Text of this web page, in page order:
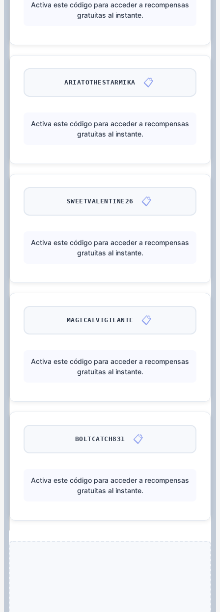
Activa este código para acceder a recompensas
gratuitas al instante.
ARIATOTHESTARMIKA 📋
Activa este código para acceder a recompensas
gratuitas al instante.
SWEETVALENTINE26 📋
Activa este código para acceder a recompensas
gratuitas al instante.
MAGICALVIGILANTE 📋
Activa este código para acceder a recompensas
gratuitas al instante.
BOLTCATCH831 📋
Activa este código para acceder a recompensas
gratuitas al instante.